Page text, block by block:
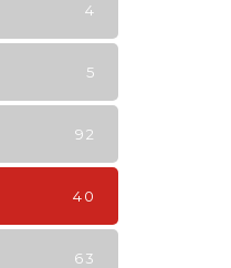
4
5
92
40
63